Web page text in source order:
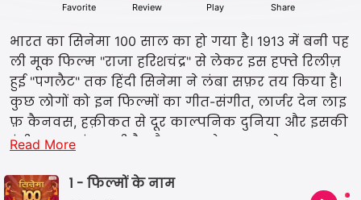
Favorite Review Play Share
भारत का सिनेमा 100 साल का हो गया है। 1913 में बनी पह
ली मूक फिल्म "राजा हरिशचंद्र" से लेकर इस हफ्ते रिलीज़
हुई "पगलैट" तक हिंदी सिनेमा ने लंबा सफ़र तय किया है।
कुछ लोगों को इन फिल्मों का गीत-संगीत, लार्जर देन लाइ
फ़ कैनवस, हक़ीकत से दूर काल्पनिक दुनिया और इसकी
रंगीनयत पसंद आती है, और कुछ को इस सबसे अलग वास्त
फ़िल्में। हमारी इन्ही खूबसूरत हिंदी फिल्मों के १०० सालों का
Read More
1 - फिल्मों के नाम